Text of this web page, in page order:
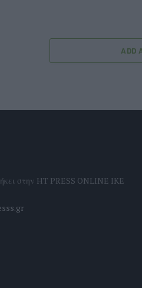
ADD
στην HT PRESS ONLINE IKE